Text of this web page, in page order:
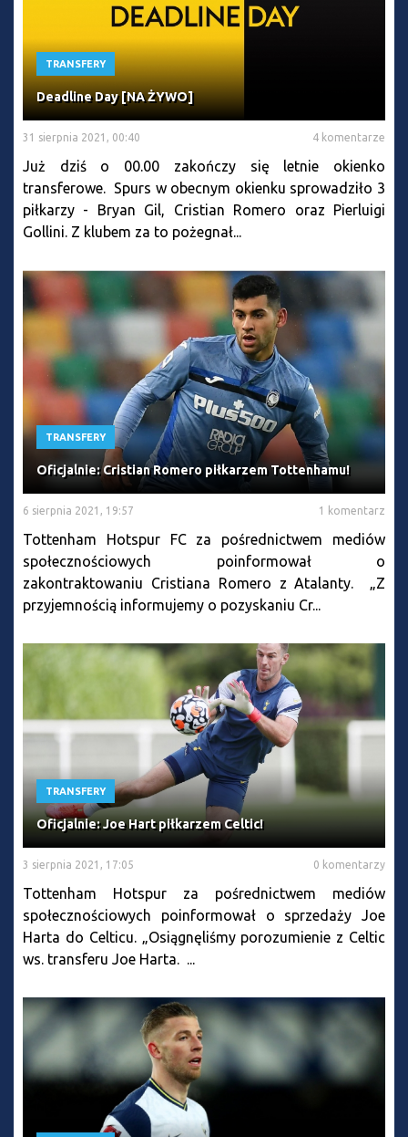
TRANSFERY
Deadline Day [NA ŻYWO]
31 sierpnia 2021, 00:40 4 komentarze
Już dziś o 00.00 zakończy się letnie okienko
transferowe. Spurs w obecnym okienku sprowadziło 3
piłkarzy - Bryan Gil, Cristian Romero oraz Pierluigi
Gollini. Z klubem za to pożegnał...
TRANSFERY
Oficjalnie: Cristian Romero piłkarzem Tottenhamu!
6 sierpnia 2021, 19:57 1 komentarz
Tottenham Hotspur FC za pośrednictwem mediów
społecznościowych poinformował o
zakontraktowaniu Cristiana Romero z Atalanty. „Z
przyjemnością informujemy o pozyskaniu Cr...
TRANSFERY
Oficjalnie: Joe Hart piłkarzem Celtic!
3 sierpnia 2021, 17:05 0 komentarzy
Tottenham Hotspur za pośrednictwem mediów
społecznościowych poinformował o sprzedaży Joe
Harta do Celticu. „Osiągnęliśmy porozumienie z Celtic
ws. transferu Joe Harta. ...